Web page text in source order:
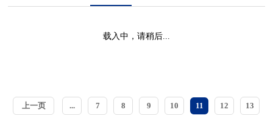
载入中，请稍后...
上一页 ... 7 8 9 10 11 12 13